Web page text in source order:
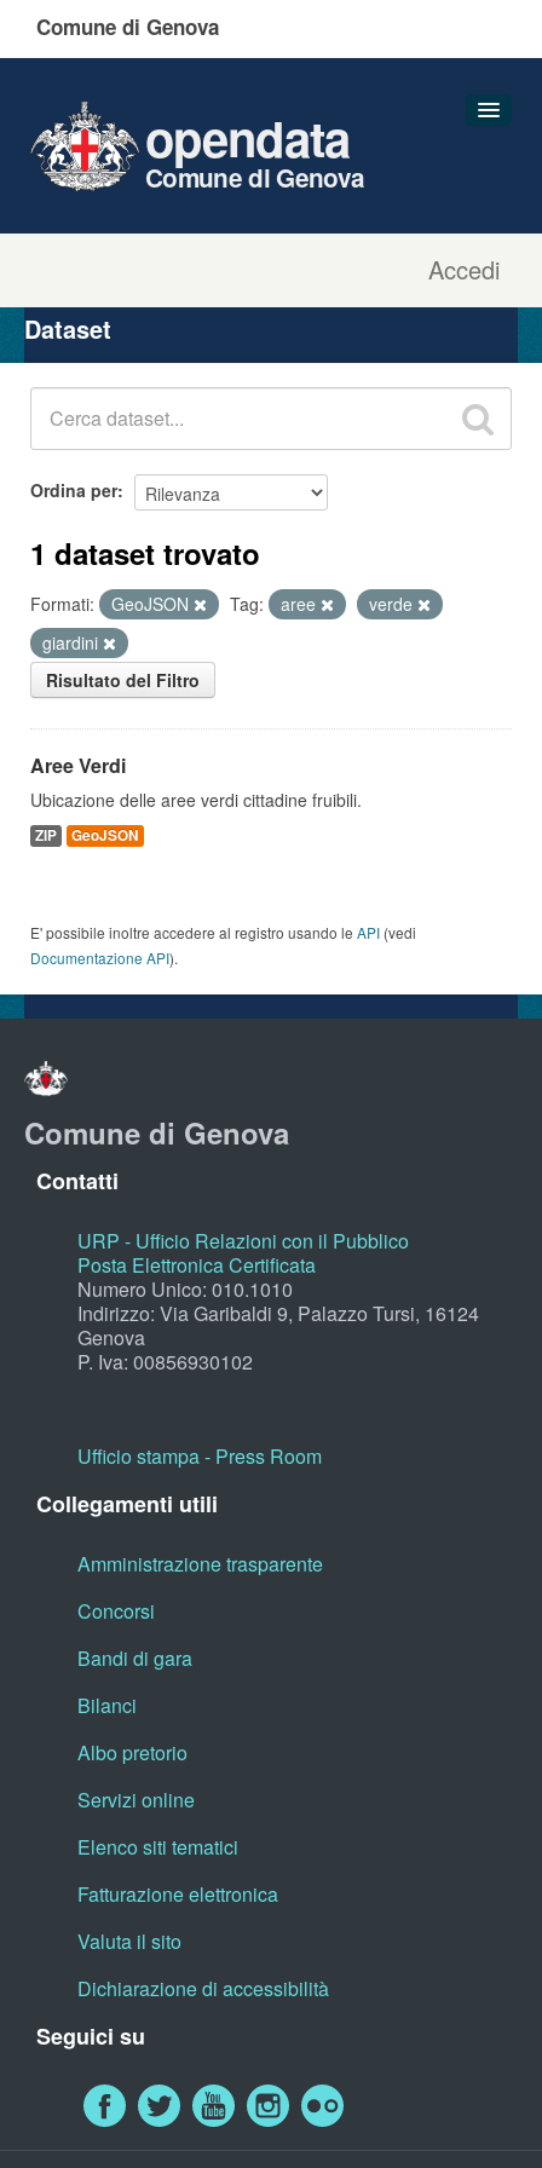
Comune di Genova
Accedi
opendata
Comune di Genova
Organizzazioni
Gruppi
Dataset
Ordina per
1 dataset trovato
Formati: GeoJSON Tag: aree
verde
giardini
Risultato del Filtro
Aree Verdi
Ubicazione delle aree verdi cittadine fruibili.
ZIP GeoJSON
E' possibile inoltre accedere al registro usando le API (vedi
Documentazione API).
Comune di Genova
Contatti
URP - Ufficio Relazioni con il Pubblico
Posta Elettronica Certificata
Numero Unico: 010.1010
Indirizzo: Via Garibaldi 9, Palazzo Tursi, 16124
Genova
P. Iva: 00856930102
Ufficio stampa - Press Room
Collegamenti utili
Amministrazione trasparente
Concorsi
Bandi di gara
Bilanci
Albo pretorio
Servizi online
Elenco siti tematici
Fatturazione elettronica
Valuta il sito
Dichiarazione di accessibilità
Seguici su